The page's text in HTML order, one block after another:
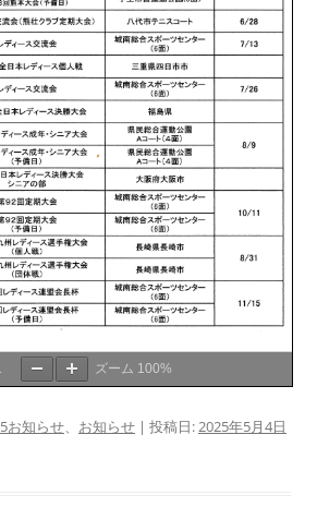
ズーム 100%
お知らせ、 お知らせ | 投稿日:2025年5月4日